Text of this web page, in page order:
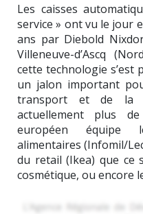
Les caisses
service » ont vu le jour
ans par Diebold
Villeneuve-d’Ascq
cette technologie s’est
un jalon important
transport et de la
actuellement plus
européen équipe
alimentaires (Infomil/
du retail (Ikea) que ce
cosmétique, ou encore